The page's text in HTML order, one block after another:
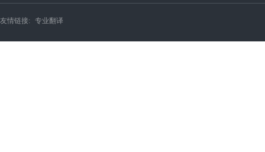
友情链接: 专业翻译